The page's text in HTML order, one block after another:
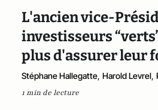
L'ancien vice-
investisseurs
plus d'assurer leur
Stéphane Hallegatte, Harold Levrel,
1 min de lecture